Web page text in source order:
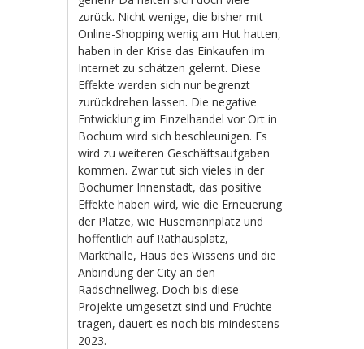
zurück. Nicht wenige, die bisher mit
Online-Shopping wenig am Hut hatten,
haben in der Krise das Einkaufen im
Internet zu schätzen gelernt. Diese
Effekte werden sich nur begrenzt
zurückdrehen lassen. Die negative
Entwicklung im Einzelhandel vor Ort in
Bochum wird sich beschleunigen. Es
wird zu weiteren Geschäftsaufgaben
kommen. Zwar tut sich vieles in der
Bochumer Innenstadt, das positive
Effekte haben wird, wie die Erneuerung
der Plätze, wie Husemannplatz und
hoffentlich auf Rathausplatz,
Markthalle, Haus des Wissens und die
Anbindung der City an den
Radschnellweg. Doch bis diese
Projekte umgesetzt sind und Früchte
tragen, dauert es noch bis mindestens
2023.